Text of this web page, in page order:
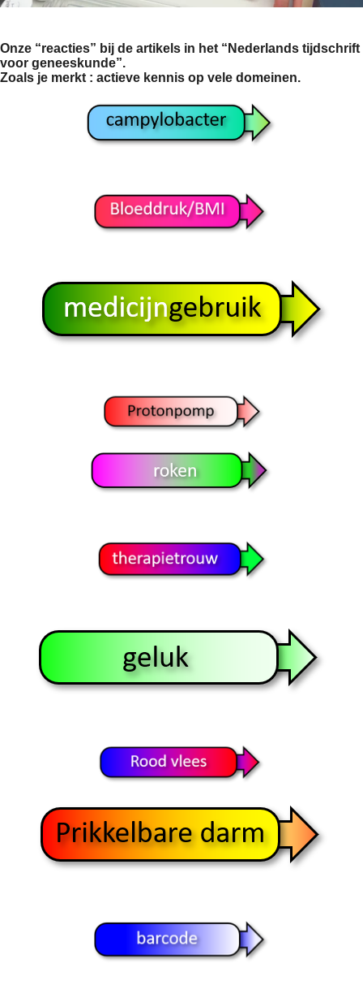
Onze “reacties” bij de artikels in het “Nederlands tijdschrift
voor geneeskunde”.
Zoals je merkt : actieve kennis op vele domeinen.